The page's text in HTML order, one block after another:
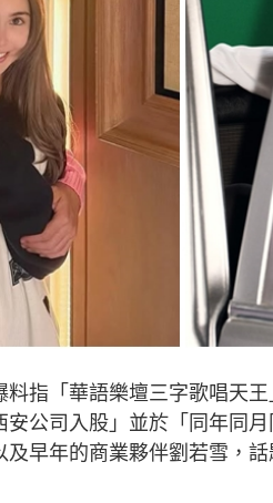
料指「華語樂壇三字歌唱天
公司入股」並於「同年同
早年的商業夥伴劉若雪，